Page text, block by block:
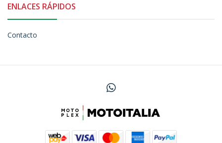
ENLACES RÁPIDOS
Contacto